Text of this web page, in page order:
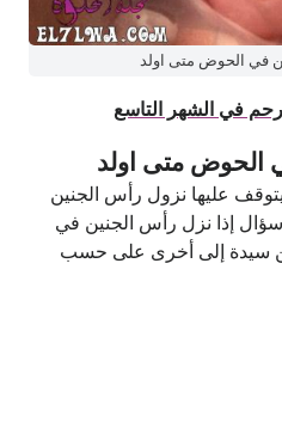
في الحوض متى اولد
في الشهر التاسع
الحوض متى اولد
عليها نزول رأس الجنين
إذا نزل رأس الجنين في
سيدة إلى أخرى على حسب